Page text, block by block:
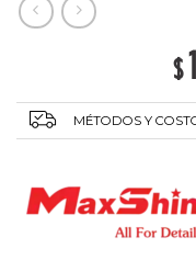
$
MÉTODOS Y